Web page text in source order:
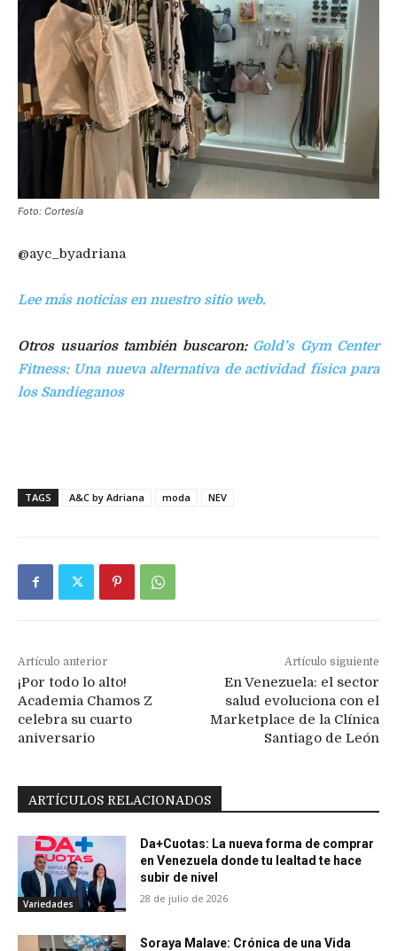
Foto: Cortesía
@ayc_byadriana
Lee más noticias en nuestro sitio web.
Otros usuarios también buscaron: Gold’s Gym Center
Fitness: Una nueva alternativa de actividad física para
los Sandieganos
TAGS A&C by Adriana moda NEV
Artículo anterior
¡Por todo lo alto!
Academia Chamos Z
celebra su cuarto
aniversario
Artículo siguiente
En Venezuela: el sector
salud evoluciona con el
Marketplace de la Clínica
Santiago de León
ARTÍCULOS RELACIONADOS
Variedades
Da+Cuotas: La nueva forma de comprar
en Venezuela donde tu lealtad te hace
subir de nivel
28 de julio de 2026
Soraya Malave: Crónica de una Vida